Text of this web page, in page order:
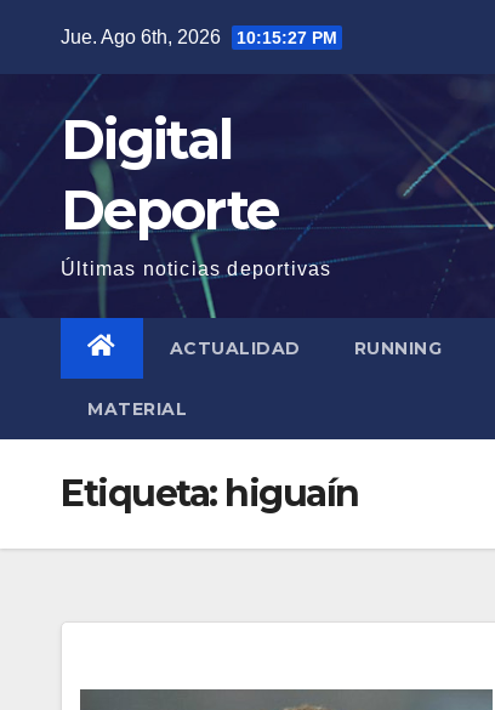
contenido
Jue. Ago 6th, 2026 10:15:28 PM
Digital
Deporte
Últimas noticias deportivas
ACTUALIDAD RUNNING
MATERIAL
Etiqueta: higuaín